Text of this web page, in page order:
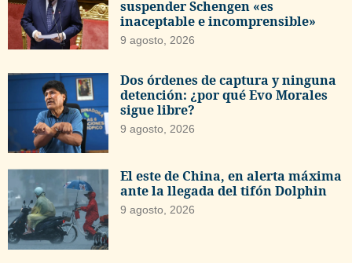
suspender Schengen «es
inaceptable e incomprensible»
9 agosto, 2026
Dos órdenes de captura y ninguna
detención: ¿por qué Evo Morales
sigue libre?
9 agosto, 2026
El este de China, en alerta máxima
ante la llegada del tifón Dolphin
9 agosto, 2026